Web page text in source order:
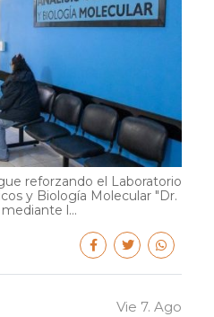
reforzando el Laboratorio
y Biología Molecular "Dr.
l...
Vie 7. Ago